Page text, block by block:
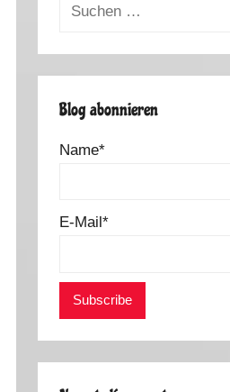
Blog abonnieren
Name*
E-Mail*